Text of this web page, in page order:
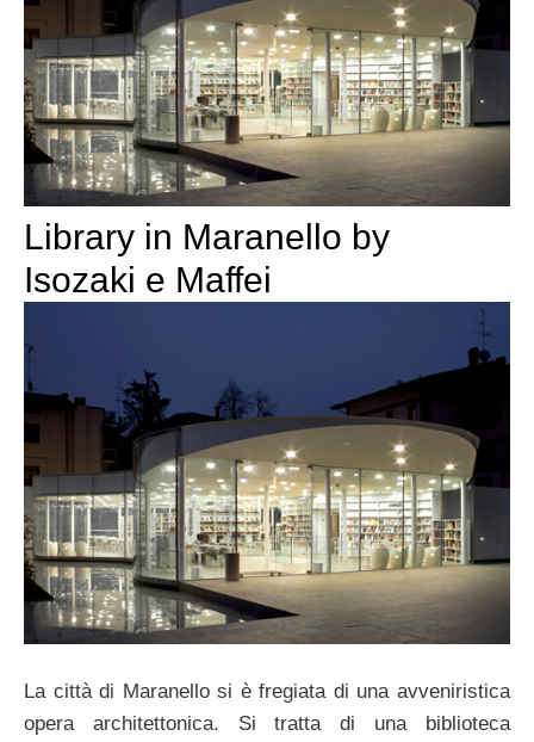
Library in Maranello by
Isozaki e Maffei
La città di Maranello si è fregiata di una avveniristica
opera architettonica. Si tratta di una biblioteca